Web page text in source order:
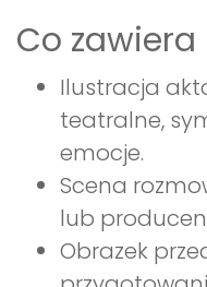
Co zawiera
Ilustracja
teatralne,
emocje.
Scena
lub
Obrazek